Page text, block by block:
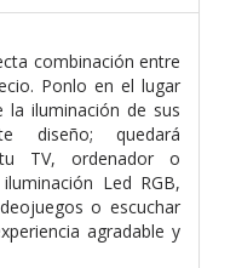
combinación entre
Ponlo en el lugar
iluminación de sus
diseño; quedará
TV, ordenador o
Led RGB,
o escuchar
agradable y